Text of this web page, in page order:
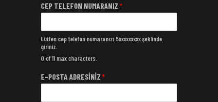
CEP TELEFON NUMARANIZ *
Lütfen cep telefon numaranızı 5xxxxxxxxx şeklinde
giriniz.
0 of 11 max characters.
E-POSTA ADRESİNİZ *